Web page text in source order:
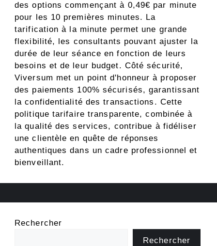
des options commençant à 0,49€ par minute
pour les 10 premières minutes. La
tarification à la minute permet une grande
flexibilité, les consultants pouvant ajuster la
durée de leur séance en fonction de leurs
besoins et de leur budget. Côté sécurité,
Viversum met un point d'honneur à proposer
des paiements 100% sécurisés, garantissant
la confidentialité des transactions. Cette
politique tarifaire transparente, combinée à
la qualité des services, contribue à fidéliser
une clientèle en quête de réponses
authentiques dans un cadre professionnel et
bienveillant.
Rechercher
Rechercher